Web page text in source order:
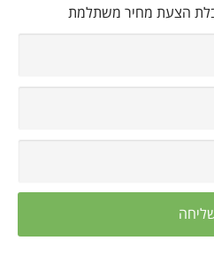
הצעת מחיר משתלמת